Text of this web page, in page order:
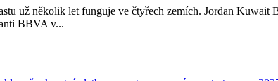
už několik let funguje ve čtyřech zemích. Jordan
BBVA v...